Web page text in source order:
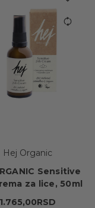
Hej Organic
Sensitive
za lice, 50ml
1.765,00RSD